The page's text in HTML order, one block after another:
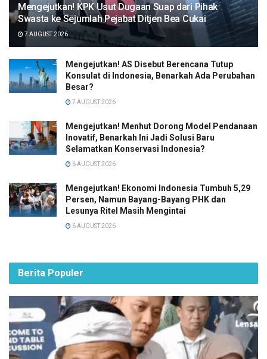
Mengejutkan! KPK Usut Dugaan Suap dari Pihak
Swasta ke Sejumlah Pejabat Ditjen Bea Cukai
7 AUGUST 2026
Mengejutkan! AS Disebut Berencana Tutup
Konsulat di Indonesia, Benarkah Ada Perubahan
Besar?
7 AUGUST 2026
Mengejutkan! Menhut Dorong Model Pendanaan
Inovatif, Benarkah Ini Jadi Solusi Baru
Selamatkan Konservasi Indonesia?
6 AUGUST 2026
Mengejutkan! Ekonomi Indonesia Tumbuh 5,29
Persen, Namun Bayang-Bayang PHK dan
Lesunya Ritel Masih Mengintai
6 AUGUST 2026
Berita Populer